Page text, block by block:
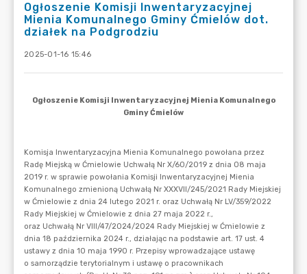
Ogłoszenie Komisji Inwentaryzacyjnej
Mienia Komunalnego Gminy Ćmielów dot.
działek na Podgrodziu
2025-01-16 15:46